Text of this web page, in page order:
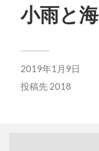
小雨と海
2019年1月9日
投稿先 2018